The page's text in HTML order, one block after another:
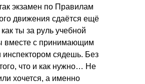
экзамен по Правилам
движения сдаётся ещё
как ты за руль учебной
вместе с принимающим
инспектором сядешь. Без
что и как нужно… Не
хочется, а именно